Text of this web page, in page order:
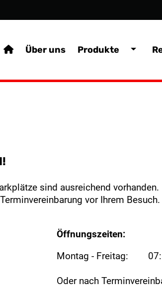
Über uns Produkte
sind ausreichend vorhanden.
vor Ihrem Besuch.
Öffnungszeiten:
Montag - Freitag:
Oder nach